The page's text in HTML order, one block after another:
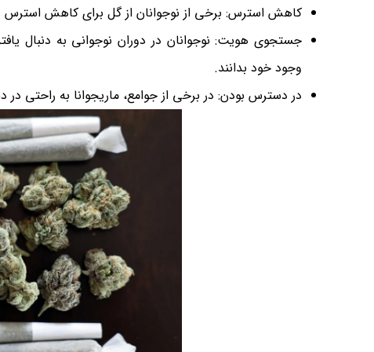
کاهش استرس: برخی از نوجوانان از گل برای کاهش استرس
جستجوی هویت: نوجوانان در دوران نوجوانی به دنبال
وجود خود بدانند.
در دسترس بودن: در برخی از جوامع، ماریجوانا به راحتی در